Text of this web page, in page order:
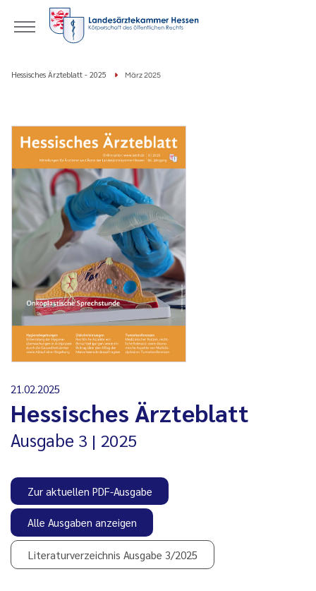
Hessisches Ärzteblatt - 2025 März 2025
21.02.2025
Hessisches Ärzteblatt
Ausgabe 3 2025
Zur aktuellen PDF-Ausgabe
Alle Ausgaben anzeigen
Literaturverzeichnis Ausgabe 3/2025